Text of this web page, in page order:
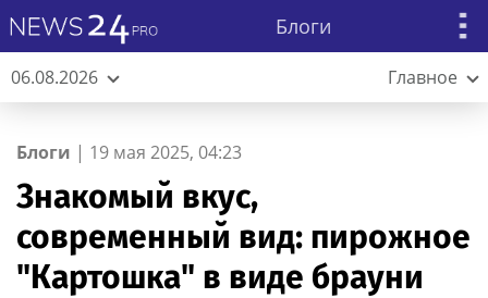
Блоги
06.08.2026 Главное
Блоги | 19 мая 2025, 04:23
Знакомый вкус,
современный вид: пирожное
"Картошка" в виде брауни